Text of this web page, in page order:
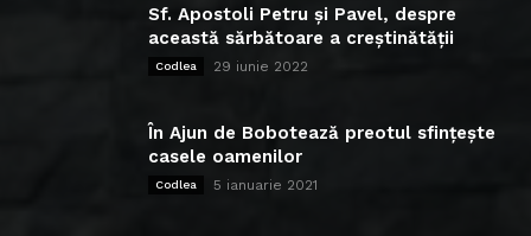
Sf. Apostoli Petru și Pavel, despre
această sărbătoare a creștinătății
Codlea 29 iunie 2022
În Ajun de Bobotează preotul sfințește
casele oamenilor
Codlea 5 ianuarie 2021